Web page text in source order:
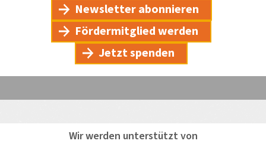
Newsletter abonnieren
Fördermitglied werden
Jetzt spenden
Wir werden unterstützt von